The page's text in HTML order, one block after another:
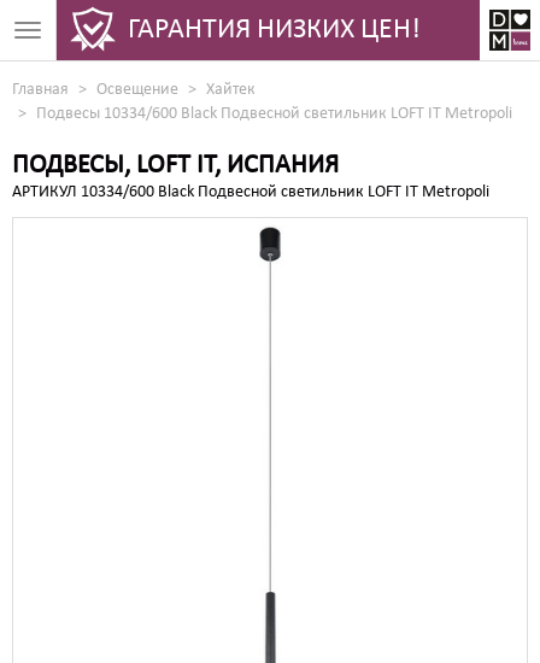
Toggle
navigation
ГАРАНТИЯ НИЗКИХ ЦЕН!
Главная Освещение
Хайтек
Подвесы 10334/600 Black Подвесной светильник LOFT IT Metropoli
ПОДВЕСЫ, LOFT IT, ИСПАНИЯ
АРТИКУЛ 10334/600 Black Подвесной светильник LOFT IT Metropoli